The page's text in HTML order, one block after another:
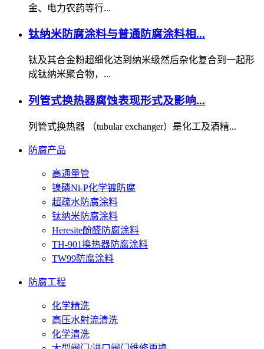
金、电力农药等行...
钛纳米防腐涂料与普通防腐涂料相...
钛及其合金粉超细化达到纳米级然后杂化复合到一起形
成钛纳米聚合物，...
列管式换热器腐蚀表现形式及影响...
列管式换热器 （tubular exchanger）是化工及酒精...
防腐产品
高通量管
镍磷Ni-P化学镀防腐
超疏水防腐涂料
钛纳米防腐涂料
Heresite酚醛防腐涂料
TH-901换热器防腐涂料
TW99防腐涂料
防腐工程
化学精洗
高压水射流清洗
化学清洗